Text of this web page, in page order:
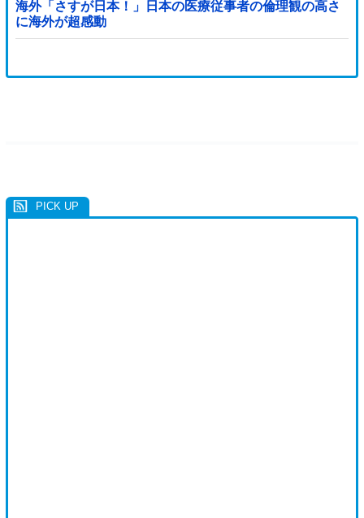
海外「さすが日本！」日本の医療従事者の倫理観の高さ
に海外が超感動